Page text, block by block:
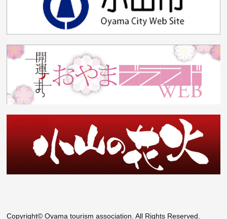
Copyright© Oyama tourism association. All Rights Reserved.